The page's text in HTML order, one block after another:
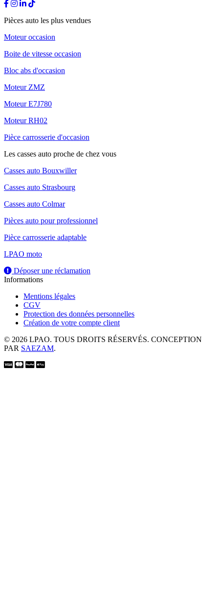
Pièces auto les plus vendues
Moteur occasion
Boite de vitesse occasion
Bloc abs d'occasion
Moteur ZMZ
Moteur E7J780
Moteur RH02
Pièce carrosserie d'occasion
Les casses auto proche de chez vous
Casses auto Bouxwiller
Casses auto Strasbourg
Casses auto Colmar
Pièces auto pour professionnel
Pièce carrosserie adaptable
LPAO moto
Déposer une réclamation
Informations
Mentions légales
CGV
Protection des données personnelles
Création de votre compte client
© 2026 LPAO. TOUS DROITS RÉSERVÉS. CONCEPTION
PAR SAEZAM.